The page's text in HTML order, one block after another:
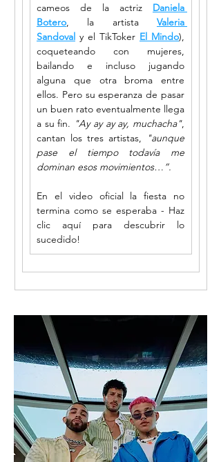
cameos de la actriz
Daniela
Botero, la artista
Valeria
Sandoval y el TikToker El Mindo),
coqueteando con mujeres,
bailando e incluso jugando
alguna que otra broma entre
ellos. Pero su esperanza de pasar
un buen rato eventualmente llega
a su fin. "Ay ay ay ay, muchacha",
cantan los tres artistas,
"aunque
pase el tiempo todavía me
dominan esos movimientos…”.
En el video oficial la fiesta no
termina como se esperaba - Haz
clic aquí para descubrir lo
sucedido!